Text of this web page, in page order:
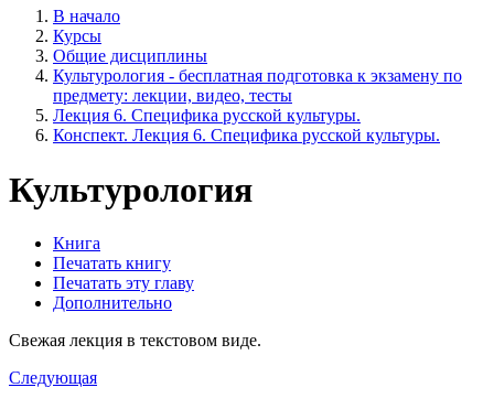
В начало
Курсы
Общие дисциплины
Культурология - бесплатная подготовка к экзамену по
предмету: лекции, видео, тесты
Лекция 6. Специфика русской культуры.
Конспект. Лекция 6. Специфика русской культуры.
Культурология
Книга
Печатать книгу
Печатать эту главу
Дополнительно
Свежая лекция в текстовом виде.
Следующая